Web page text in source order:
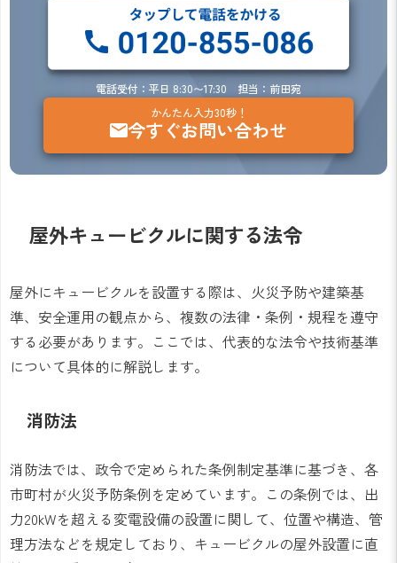
電話受付：平日 8:30〜17:30 担当：前田宛
かんたん入力30秒！
今すぐお問い合わせ
屋外キュービクルに関する法令
屋外にキュービクルを設置する際は、火災予防や建築基
準、安全運用の観点から、複数の法律・条例・規程を遵守
する必要があります。ここでは、代表的な法令や技術基準
について具体的に解説します。
消防法
消防法では、政令で定められた条例制定基準に基づき、各
市町村が火災予防条例を定めています。この条例では、出
力20kWを超える変電設備の設置に関して、位置や構造、管
理方法などを規定しており、キュービクルの屋外設置に直